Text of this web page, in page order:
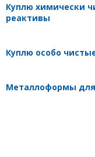
Куплю химически
реактивы
Куплю особо
Металлоформы